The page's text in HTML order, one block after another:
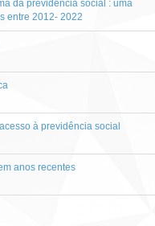
da previdência social : uma
entre 2012- 2022
à previdência social
anos recentes